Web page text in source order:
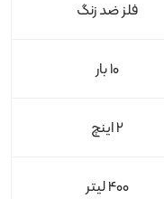
فلز ضد زنگ
10 بار
2 اینچ
400 لیتر